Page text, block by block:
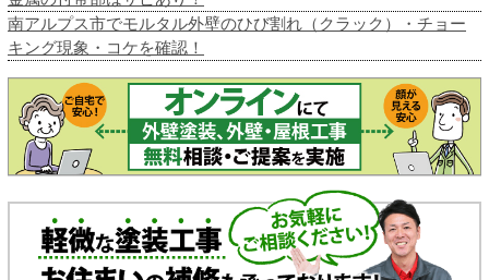
南アルプス市でモルタル外壁のひび割れ（クラック）・チョー
キング現象・コケを確認！